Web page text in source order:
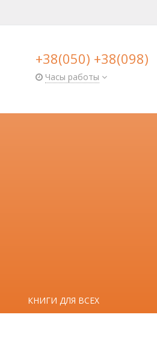
+38(050) +38(098)
Часы работы
КНИГИ ДЛЯ ВСЕХ